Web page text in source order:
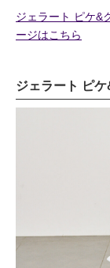
ジェラート ピケ&
ージはこちら
ジェラート ピ